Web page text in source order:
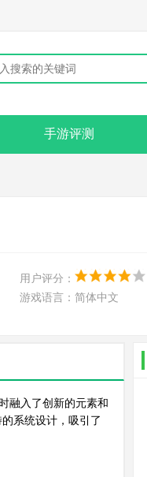
手游评测
用户评分：
游戏语言： 简体中文
融入了创新的元素和
系统设计，吸引了